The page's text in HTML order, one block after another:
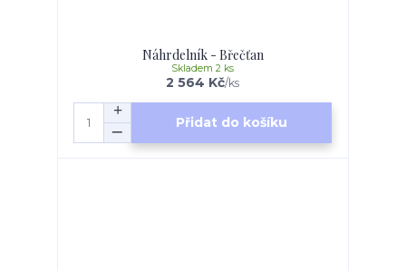
Náhrdelník - Břečťan
2 564 Kč/ks
Skladem 2 ks
Přidat do košíku